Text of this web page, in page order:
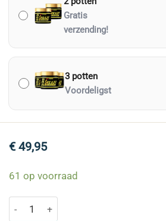
Gratis
verzending!
3 potten
Voordeligst
€ 49,95
61 op voorraad
Pure Shilajit Resin aantal